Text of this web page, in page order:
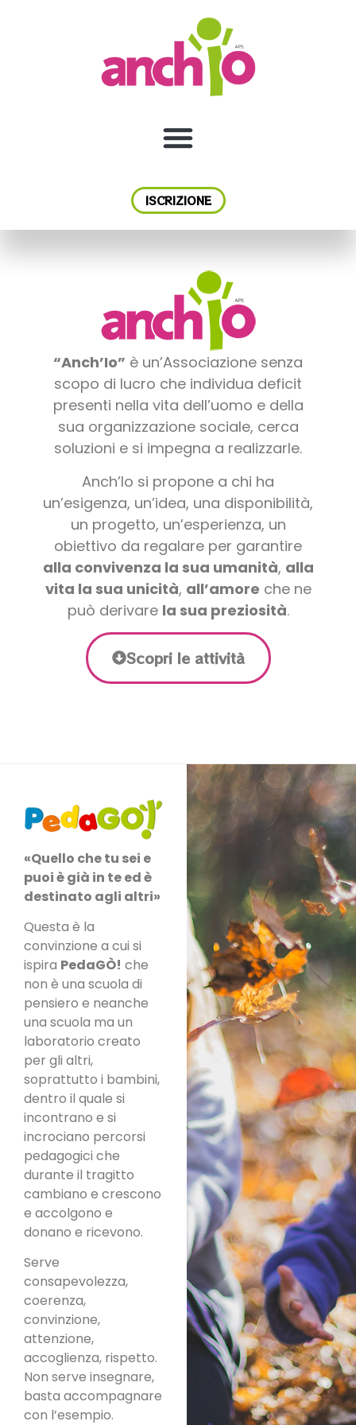
ISCRIZIONE
“Anch’Io” è un’Associazione senza
scopo di lucro che individua deficit
presenti nella vita dell’uomo e della
sua organizzazione sociale, cerca
soluzioni e si impegna a realizzarle.
Anch’Io si propone a chi ha
un’esigenza, un’idea, una disponibilità,
un progetto, un’esperienza, un
obiettivo da regalare per garantire
alla convivenza la sua umanità, alla
vita la sua unicità, all’amore che ne
può derivare la sua preziosità.
Scopri le attività
«Quello che tu sei e
puoi è già in te ed è
destinato agli altri»
Questa è la
convinzione a cui si
ispira PedaGÒ! che
non è una scuola di
pensiero e neanche
una scuola ma un
laboratorio creato
per gli altri,
soprattutto i bambini,
dentro il quale si
incontrano e si
incrociano percorsi
pedagogici che
durante il tragitto
cambiano e crescono
e accolgono e
donano e ricevono.
Serve
consapevolezza,
coerenza,
convinzione,
attenzione,
accoglienza, rispetto.
Non serve insegnare,
basta accompagnare
con l’esempio.